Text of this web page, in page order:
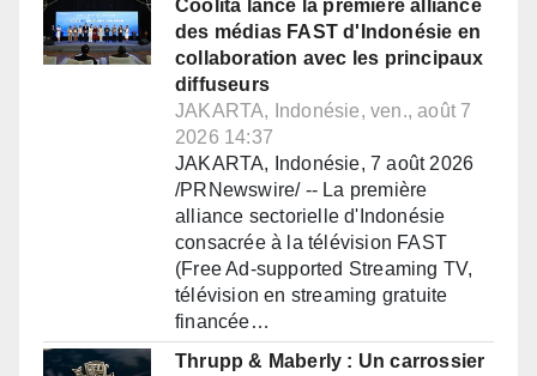
Coolita lance la première alliance
des médias FAST d'Indonésie en
collaboration avec les principaux
diffuseurs
JAKARTA, Indonésie, ven., août 7
2026 14:37
JAKARTA, Indonésie, 7 août 2026
/PRNewswire/ -- La première
alliance sectorielle d'Indonésie
consacrée à la télévision FAST
(Free Ad-supported Streaming TV,
télévision en streaming gratuite
financée…
Thrupp & Maberly : Un carrossier